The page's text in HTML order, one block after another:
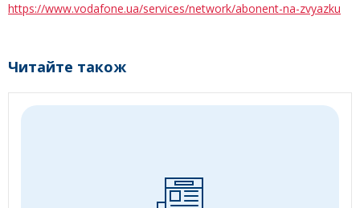
https://www.vodafone.ua/services/network/abonent-na-zvyazku
Читайте також